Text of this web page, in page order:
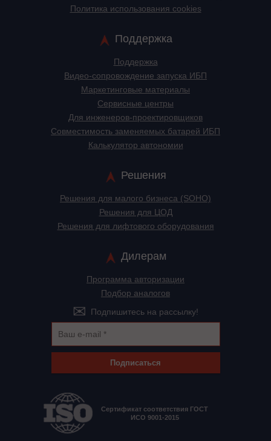
Политика использования cookies
Поддержка
Поддержка
Видео-сопровождение запуска ИБП
Маркетинговые материалы
Сервисные центры
Для инженеров-проектировщиков
Cовместимость заменяемых батарей ИБП
Калькулятор автономии
Решения
Решения для малого бизнеса (SOHO)
Решения для ЦОД
Решения для лифтового оборудования
Дилерам
Программа авторизации
Подбор аналогов
Подпишитесь на рассылку!
Подписаться
Сертификат соответствия ГОСТ
ИСО 9001-2015